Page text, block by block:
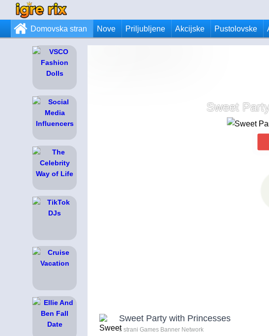
Domovska stran Nove Priljubljene Akcijske Pustolovske
Sweet
Sweet Party with Princesses
s strani Games Banner Network